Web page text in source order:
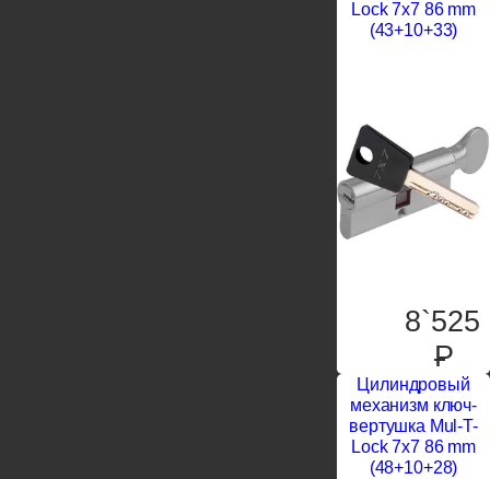
Lock 7x7 86 mm
(43+10+33)
8`525
P
Цилиндровый
механизм ключ-
вертушка Mul-T-
Lock 7x7 86 mm
(48+10+28)